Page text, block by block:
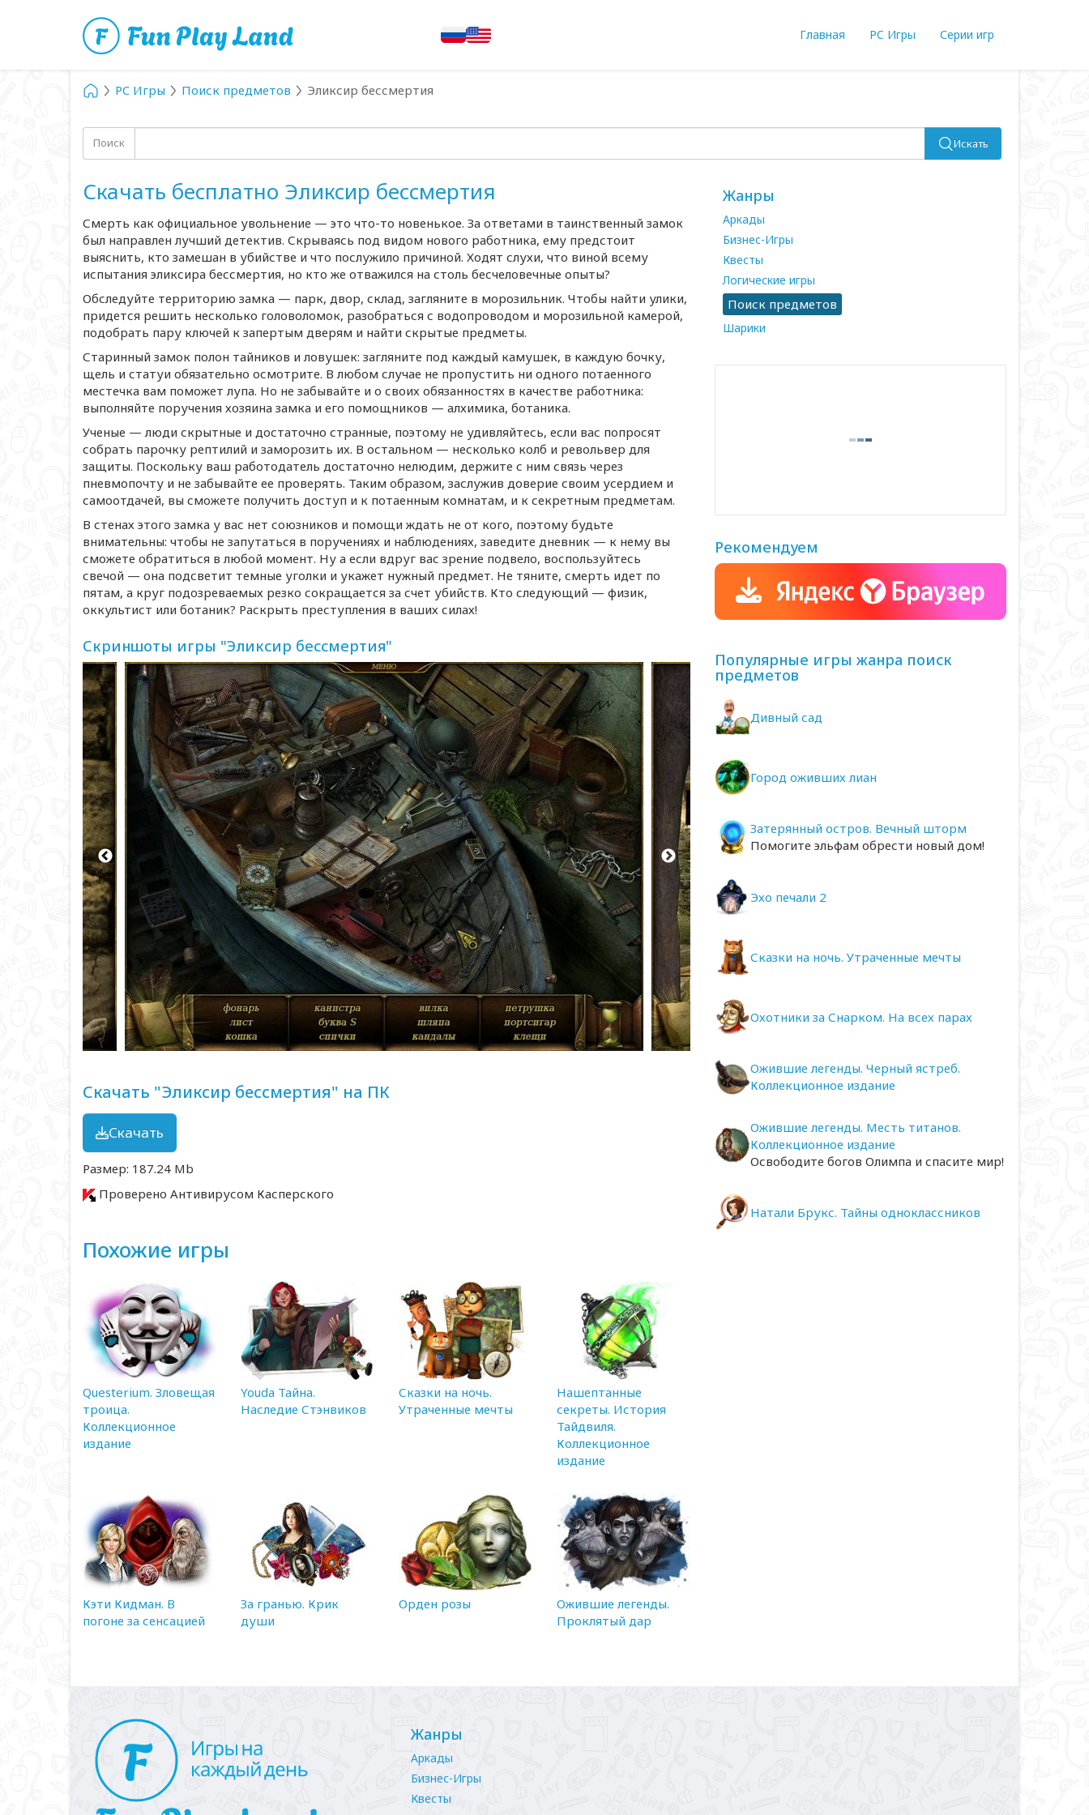
Главная PC Игры Серии игр
PC Игры Поиск предметов Эликсир бессмертия
Поиск Искать
Скачать бесплатно Эликсир бессмертия
Смерть как официальное увольнение — это что-то новенькое. За ответами в таинственный замок
был направлен лучший детектив. Скрываясь под видом нового работника, ему предстоит
выяснить, кто замешан в убийстве и что послужило причиной. Ходят слухи, что виной всему
испытания эликсира бессмертия, но кто же отважился на столь бесчеловечные опыты?
Обследуйте территорию замка — парк, двор, склад, загляните в морозильник. Чтобы найти улики,
придется решить несколько головоломок, разобраться с водопроводом и морозильной камерой,
подобрать пару ключей к запертым дверям и найти скрытые предметы.
Старинный замок полон тайников и ловушек: загляните под каждый камушек, в каждую бочку,
щель и статуи обязательно осмотрите. В любом случае не пропустить ни одного потаенного
местечка вам поможет лупа. Но не забывайте и о своих обязанностях в качестве работника:
выполняйте поручения хозяина замка и его помощников — алхимика, ботаника.
Ученые — люди скрытные и достаточно странные, поэтому не удивляйтесь, если вас попросят
собрать парочку рептилий и заморозить их. В остальном — несколько колб и револьвер для
защиты. Поскольку ваш работодатель достаточно нелюдим, держите с ним связь через
пневмопочту и не забывайте ее проверять. Таким образом, заслужив доверие своим усердием и
самоотдачей, вы сможете получить доступ и к потаенным комнатам, и к секретным предметам.
В стенах этого замка у вас нет союзников и помощи ждать не от кого, поэтому будьте
внимательны: чтобы не запутаться в поручениях и наблюдениях, заведите дневник — к нему вы
сможете обратиться в любой момент. Ну а если вдруг вас зрение подвело, воспользуйтесь
свечой — она подсветит темные уголки и укажет нужный предмет. Не тяните, смерть идет по
пятам, а круг подозреваемых резко сокращается за счет убийств. Кто следующий — физик,
оккультист или ботаник? Раскрыть преступления в ваших силах!
Скриншоты игры "Эликсир бессмертия"
Скачать "Эликсир бессмертия" на ПК
Скачать
Размер: 187.24 Mb
Проверено Антивирусом Касперского
Похожие игры
Questerium. Зловещая
троица.
Коллекционное
издание
Youda Тайна.
Наследие Стэнвиков
Сказки на ночь.
Утраченные мечты
Нашептанные
секреты. История
Тайдвиля.
Коллекционное
издание
Кэти Кидман. В
погоне за сенсацией
За гранью. Крик
души
Орден розы
Ожившие легенды.
Проклятый дар
Жанры
Аркады
Бизнес-Игры
Квесты
Логические игры
Поиск предметов
Шарики
Рекомендуем
Популярные игры жанра поиск
предметов
Дивный сад
Город оживших лиан
Затерянный остров. Вечный шторм
Помогите эльфам обрести новый дом!
Эхо печали 2
Сказки на ночь. Утраченные мечты
Охотники за Снарком. На всех парах
Ожившие легенды. Черный ястреб.
Коллекционное издание
Ожившие легенды. Месть титанов.
Коллекционное издание
Освободите богов Олимпа и спасите мир!
Натали Брукс. Тайны одноклассников
Жанры
Аркады
Бизнес-Игры
Квесты